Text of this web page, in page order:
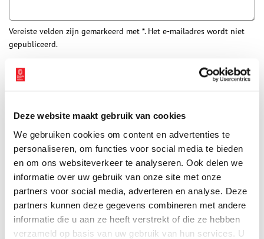
Deze website maakt gebruik van cookies
We gebruiken cookies om content en advertenties te
personaliseren, om functies voor social media te bieden
en om ons websiteverkeer te analyseren. Ook delen we
informatie over uw gebruik van onze site met onze
partners voor social media, adverteren en analyse. Deze
partners kunnen deze gegevens combineren met andere
informatie die u aan ze heeft verstrekt of die ze hebben
verzameld op basis van uw gebruik van hun services. U
Vereiste velden zijn gemarkeerd met *. Het e-mailadres wordt niet
gepubliceerd.
Vink dit aan als u op de hoogte gehouden wil worden.
Bekijk meer video's